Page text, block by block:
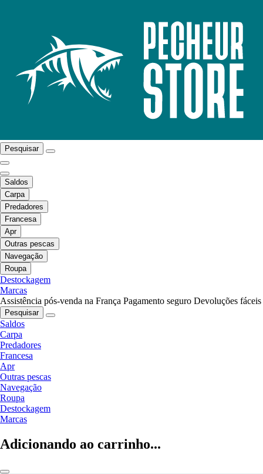
Pesquisar
Saldos
Carpa
Predadores
Francesa
Apr
Outras pescas
Navegação
Roupa
Destockagem
Marcas
Assistência pós-venda na França Pagamento seguro Devoluções fáceis
Pesquisar
Saldos
Carpa
Predadores
Francesa
Apr
Outras pescas
Navegação
Roupa
Destockagem
Marcas
Adicionando ao carrinho...